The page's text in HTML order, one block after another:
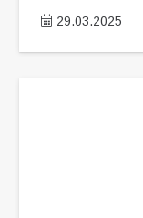
29.03.2025